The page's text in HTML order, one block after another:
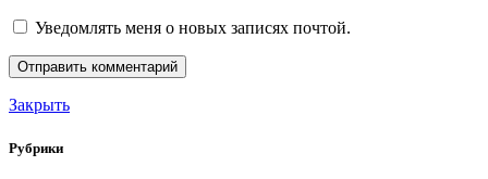
Уведомлять меня о новых записях почтой.
Закрыть
Рубрики